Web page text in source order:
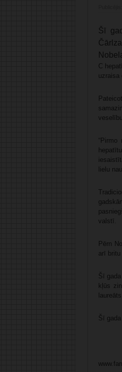
Šī
C
uzraisa
lielu
valstī.
Pērn
arī
Šī
kļūs
laureāts.
Šī